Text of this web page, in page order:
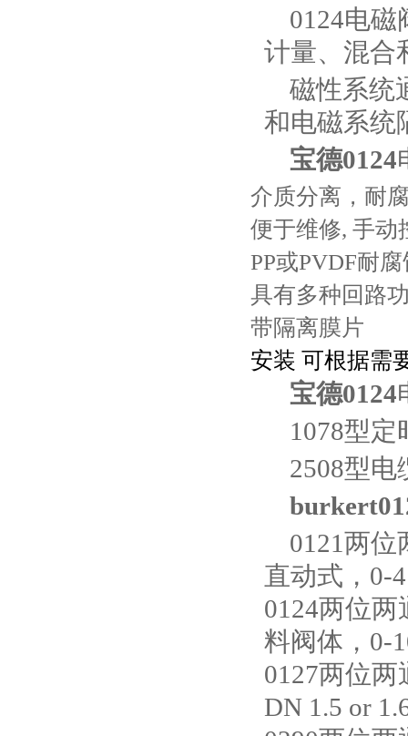
0124电
计量、混合
磁性系统
和电磁系统
宝德0124
介质分离，耐
便于维修, 手动
PP或PVDF耐
具有多种回路
带隔离膜片
安装 可根据需
宝德0124
1078型
2508型电
0121两
直动式，0-
0124两位
料阀体，0-
0127两位
DN 1.5 or